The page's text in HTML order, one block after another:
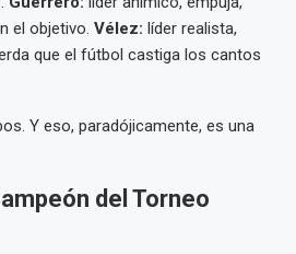
el objetivo. Vélez: líder realista,
que el fútbol castiga los cantos
Y eso, paradójicamente, es una
del Torneo